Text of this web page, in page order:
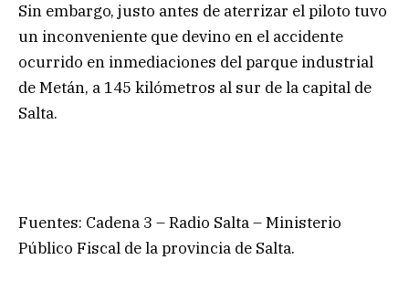
Sin embargo, justo antes de aterrizar el piloto tuvo
un inconveniente que devino en el accidente
ocurrido en inmediaciones del parque industrial
de Metán, a 145 kilómetros al sur de la capital de
Salta.
Fuentes: Cadena 3 – Radio Salta – Ministerio
Público Fiscal de la provincia de Salta.